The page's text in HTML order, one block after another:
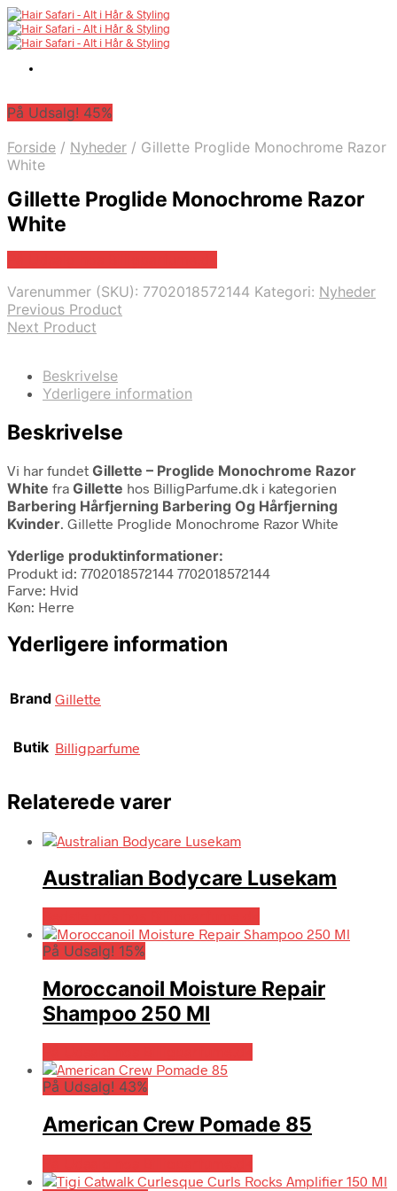
På Udsalg! 45%
Forside / Nyheder / Gillette Proglide Monochrome Razor
White
Gillette Proglide Monochrome Razor
White
Varenummer (SKU): 7702018572144 Kategori: Nyheder
Previous Product
Next Product
Beskrivelse
Yderligere information
Beskrivelse
Vi har fundet Gillette – Proglide Monochrome Razor
White fra Gillette hos BilligParfume.dk i kategorien
Barbering Hårfjerning Barbering Og Hårfjerning
Kvinder. Gillette Proglide Monochrome Razor White
Yderlige produktinformationer:
Produkt id: 7702018572144 7702018572144
Farve: Hvid
Køn: Herre
Yderligere information
Brand Gillette
Butik Billigparfume
Relaterede varer
Australian Bodycare Lusekam
På Udsalg! 15%
Moroccanoil Moisture Repair
Shampoo 250 Ml
På Udsalg! 43%
American Crew Pomade 85